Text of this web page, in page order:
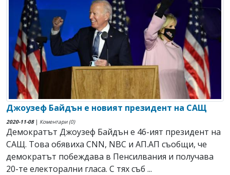
Джоузеф Байдън е новият президент на САЩ
2020-11-08| Коментари (0)
Демократът Джоузеф Байдън е 46-ият президент на
САЩ. Това обявиха CNN, NBC и АП.АП съобщи, че
демократът побеждава в Пенсилвания и получава
20-те електорални гласа. С тях съб ...